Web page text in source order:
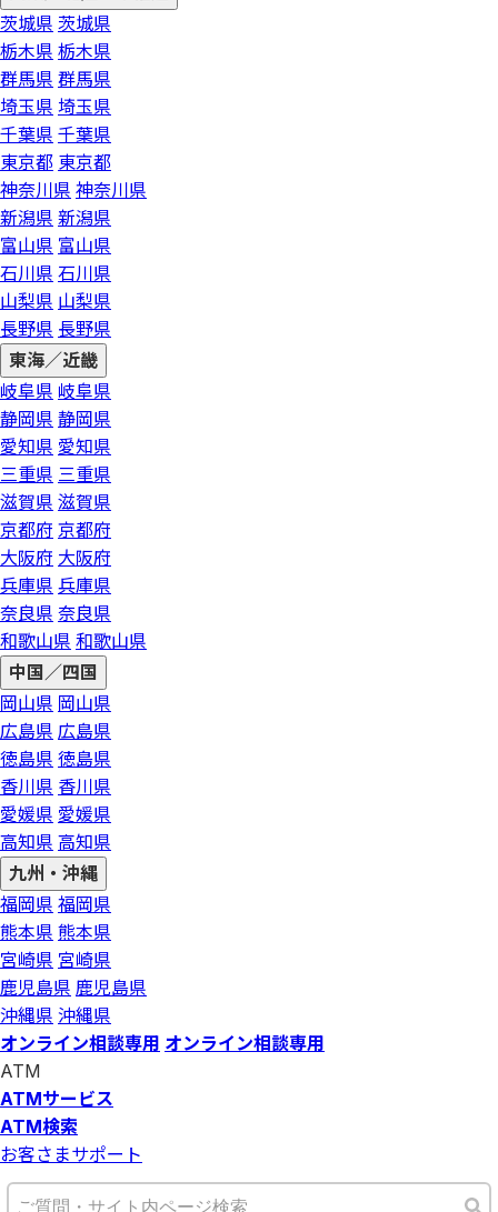
茨城県 茨城県
栃木県 栃木県
群馬県 群馬県
埼玉県 埼玉県
千葉県 千葉県
東京都 東京都
神奈川県 神奈川県
新潟県 新潟県
富山県 富山県
石川県 石川県
山梨県 山梨県
長野県 長野県
東海／近畿
岐阜県 岐阜県
静岡県 静岡県
愛知県 愛知県
三重県 三重県
滋賀県 滋賀県
京都府 京都府
大阪府 大阪府
兵庫県 兵庫県
奈良県 奈良県
和歌山県 和歌山県
中国／四国
岡山県 岡山県
広島県 広島県
徳島県 徳島県
香川県 香川県
愛媛県 愛媛県
高知県 高知県
九州・沖縄
福岡県 福岡県
熊本県 熊本県
宮崎県 宮崎県
鹿児島県 鹿児島県
沖縄県 沖縄県
オンライン相談専用 オンライン相談専用
ATM
ATMサービス
ATM検索
お客さまサポート